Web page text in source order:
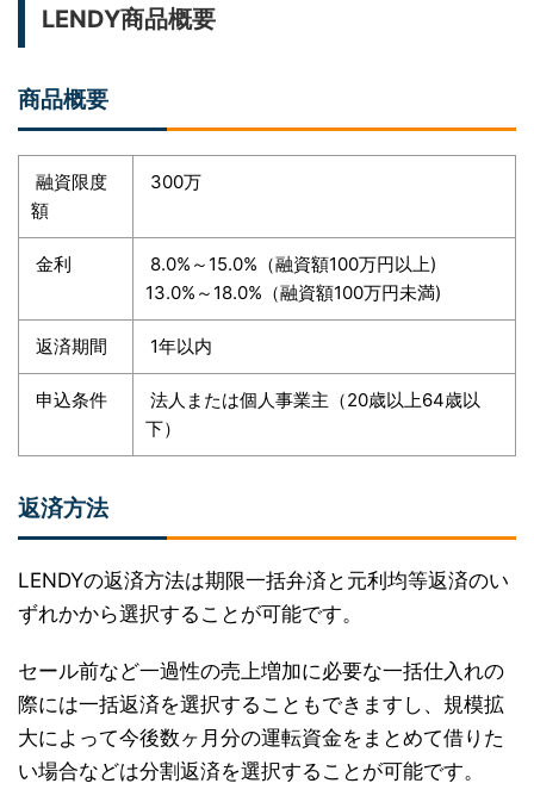
LENDY商品概要
商品概要
融資限度
額
300万
金利
8.0%～15.0%（融資額100万円以上)
13.0%～18.0%（融資額100万円未満)
返済期間 1年以内
申込条件
法人または個人事業主（20歳以上64歳以
下）
返済方法
LENDYの返済方法は期限一括弁済と元利均等返済のい
ずれかから選択することが可能です。
セール前など一過性の売上増加に必要な一括仕入れの
際には一括返済を選択することもできますし、規模拡
大によって今後数ヶ月分の運転資金をまとめて借りた
い場合などは分割返済を選択することが可能です。